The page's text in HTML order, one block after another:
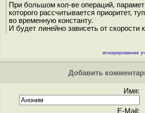
При большом кол-ве операций,
которого рассчитывается приоритет,
во временную константу.
И будет линейно зависеть от скорости
игнорирование
Добавить
Имя:
E-Mail: